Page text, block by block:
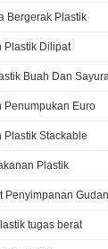
Bergerak Plastik
Plastik Dilipat
Buah Dan
Penumpukan Euro
Plastik Stackable
Plastik
Penyimpanan
tugas berat